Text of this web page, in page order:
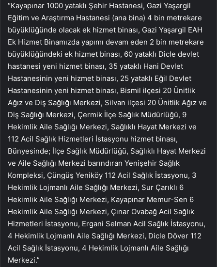
“Kayapınar 1000 yataklı Şehir Hastanesi, Gazi Yaşargil
Eğitim ve Araştırma Hastanesi (ana bina) 4 bin metrekare
büyüklüğünde olacak ek hizmet binası, Gazi Yaşargil EAH
Ek Hizmet Binamızda yapımı devam eden 2 bin metrekare
büyüklüğündeki ek hizmet binası, 60 yataklı Dicle devlet
hastanesi yeni hizmet binası, 35 yataklı Hani Devlet
Hastanesinin yeni hizmet binası, 25 yataklı Eğil Devlet
Hastanesinin yeni hizmet binası, Bismil ilçesi 20 Ünitlik
Ağız ve Diş Sağlığı Merkezi, Silvan ilçesi 20 Ünitlik Ağız ve
Diş Sağlığı Merkezi, Çermik İlçe Sağlık Müdürlüğü, 9
Hekimlik Aile Sağlığı Merkezi, Sağlıklı Hayat Merkezi ve
112 Acil Sağlık Hizmetleri İstasyonu hizmet binası,
Bünyesinde; İlçe Sağlık Müdürlüğü, Sağlıklı Hayat Merkezi
ve Aile Sağlığı Merkezi barındıran Yenişehir Sağlık
Kompleksi, Çüngüş Yeniköy 112 Acil Sağlık İstasyonu, 3
Hekimlik Lojmanlı Aile Sağlığı Merkezi, Sur Çarıklı 6
Hekimlik Aile Sağlığı Merkezi, Kayapınar Memur-Sen 6
Hekimlik Aile Sağlığı Merkezi, Çınar Ovabağ Acil Sağlık
Hizmetleri İstasyonu, Ergani Selman Acil Sağlık İstasyonu,
4 Hekimlik Lojmanlı Aile Sağlığı Merkezi, Dicle Döver 112
Acil Sağlık İstasyonu, 4 Hekimlik Lojmanlı Aile Sağlığı
Merkezi.”